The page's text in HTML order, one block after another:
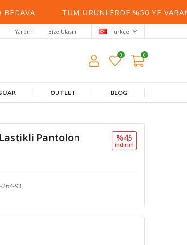
TÜM ÜRÜNLERDE %50 YE VARAN
Yardım Bize Ulaşın Türkçe
0 0
OUTLET BLOG
Pantolon %45
i̇ndi̇ri̇m
264-93